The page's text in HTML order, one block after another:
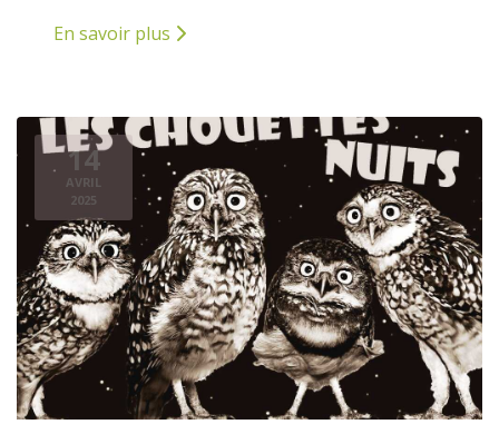
En savoir plus
14
AVRIL
2025